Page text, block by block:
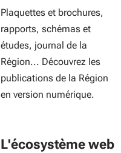
Plaquettes et brochures,
rapports, schémas et
études, journal de la
Région... Découvrez les
publications de la Région
en version numérique.
L'écosystème web